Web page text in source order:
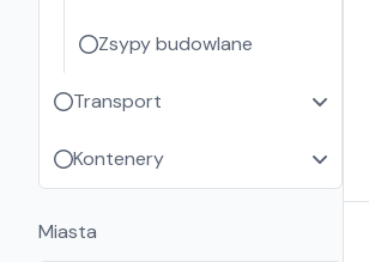
Zsypy budowlane
Transport
Kontenery
Miasta